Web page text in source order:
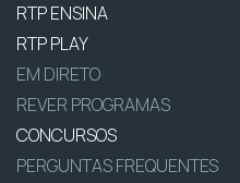
RTP ENSINA
RTP PLAY
EM DIRETO
REVER PROGRAMAS
CONCURSOS
PERGUNTAS FREQUENTES